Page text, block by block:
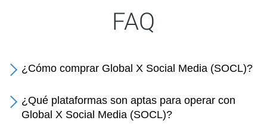
FAQ
¿Cómo comprar Global X Social Media (SOCL)?
¿Qué plataformas son aptas para operar con
Global X Social Media (SOCL)?